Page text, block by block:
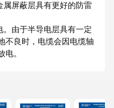
屏蔽层具有更好的防雷
。由于半导电层具有一定
不良时，电缆会因电缆轴
。